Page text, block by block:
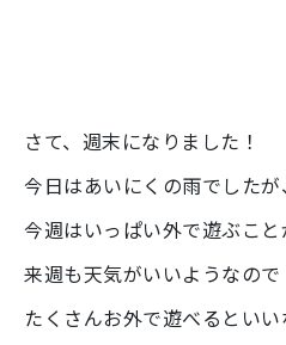
さて、週末になりました！
今日はあいにくの雨でしたが
今週はいっぱい外で遊ぶこと
来週も天気がいいようなので
たくさんお外で遊べるとい